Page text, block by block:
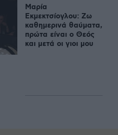
Μαρία
Εκμεκτσίογλου: Ζω
καθημερινά θαύματα,
πρώτα είναι ο Θεός
και μετά οι γιοι μου